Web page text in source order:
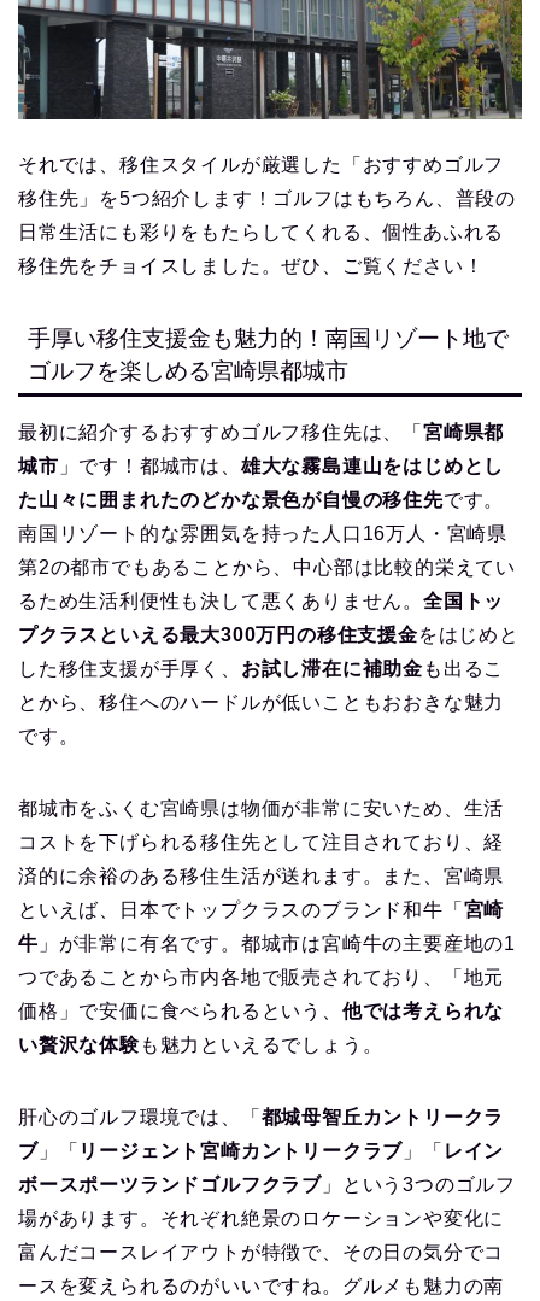
それでは、移住スタイルが厳選した「おすすめゴルフ
移住先」を5つ紹介します！ゴルフはもちろん、普段の
日常生活にも彩りをもたらしてくれる、個性あふれる
移住先をチョイスしました。ぜひ、ご覧ください！
手厚い移住支援金も魅力的！南国リゾート地で
ゴルフを楽しめる宮崎県都城市
最初に紹介するおすすめゴルフ移住先は、「 宮崎県都
城市 」です！都城市は、 雄大な霧島連山をはじめとし
た山々に囲まれたのどかな景色が自慢の移住先です。
南国リゾート的な雰囲気を持った人口16万人・宮崎県
第2の都市でもあることから、中心部は比較的栄えてい
るため生活利便性も決して悪くありません。 全国トッ
プクラスといえる最大300万円の移住支援金をはじめと
した移住支援が手厚く、 お試し滞在に補助金 も出るこ
とから、移住へのハードルが低いこともおおきな魅力
です。
都城市をふくむ宮崎県は物価が非常に安いため、生活
コストを下げられる移住先として注目されており、経
済的に余裕のある移住生活が送れます。また、宮崎県
といえば、日本でトップクラスのブランド和牛「 宮崎
牛 」が非常に有名です。都城市は宮崎牛の主要産地の1
つであることから市内各地で販売されており、「地元
価格」で安価に食べられるという、 他では考えられな
い贅沢な体験も魅力といえるでしょう。
肝心のゴルフ環境では、「 都城母智丘カントリークラ
ブ」「 リージェント宮崎カントリークラブ 」「 レイン
ボースポーツランドゴルフクラブ 」という3つのゴルフ
場があります。それぞれ絶景のロケーションや変化に
富んだコースレイアウトが特徴で、その日の気分でコ
ースを変えられるのがいいですね。グルメも魅力の南